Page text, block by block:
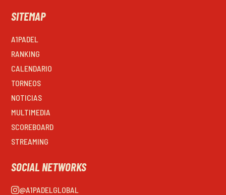
SITEMAP
A1PADEL
RANKING
CALENDARIO
TORNEOS
NOTICIAS
MULTIMEDIA
SCOREBOARD
STREAMING
SOCIAL NETWORKS
@A1PADELGLOBAL